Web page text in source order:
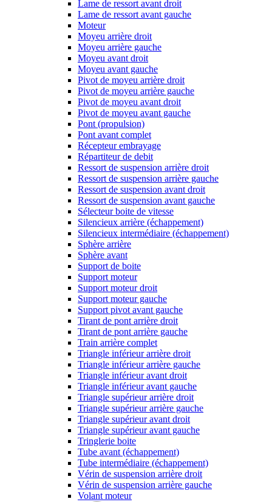
Lame de ressort avant droit
Lame de ressort avant gauche
Moteur
Moyeu arrière droit
Moyeu arrière gauche
Moyeu avant droit
Moyeu avant gauche
Pivot de moyeu arrière droit
Pivot de moyeu arrière gauche
Pivot de moyeu avant droit
Pivot de moyeu avant gauche
Pont (propulsion)
Pont avant complet
Récepteur embrayage
Répartiteur de debit
Ressort de suspension arrière droit
Ressort de suspension arrière gauche
Ressort de suspension avant droit
Ressort de suspension avant gauche
Sélecteur boite de vitesse
Silencieux arrière (échappement)
Silencieux intermédiaire (échappement)
Sphère arrière
Sphère avant
Support de boite
Support moteur
Support moteur droit
Support moteur gauche
Support pivot avant gauche
Tirant de pont arrière droit
Tirant de pont arrière gauche
Train arrière complet
Triangle inférieur arrière droit
Triangle inférieur arrière gauche
Triangle inférieur avant droit
Triangle inférieur avant gauche
Triangle supérieur arrière droit
Triangle supérieur arrière gauche
Triangle supérieur avant droit
Triangle supérieur avant gauche
Tringlerie boite
Tube avant (échappement)
Tube intermédiaire (échappement)
Vérin de suspension arrière droit
Vérin de suspension arrière gauche
Volant moteur